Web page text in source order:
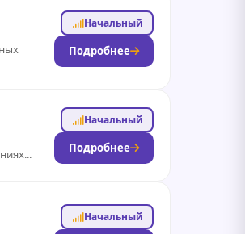
Начальный
Подробнее
Начальный
Подробнее
Начальный